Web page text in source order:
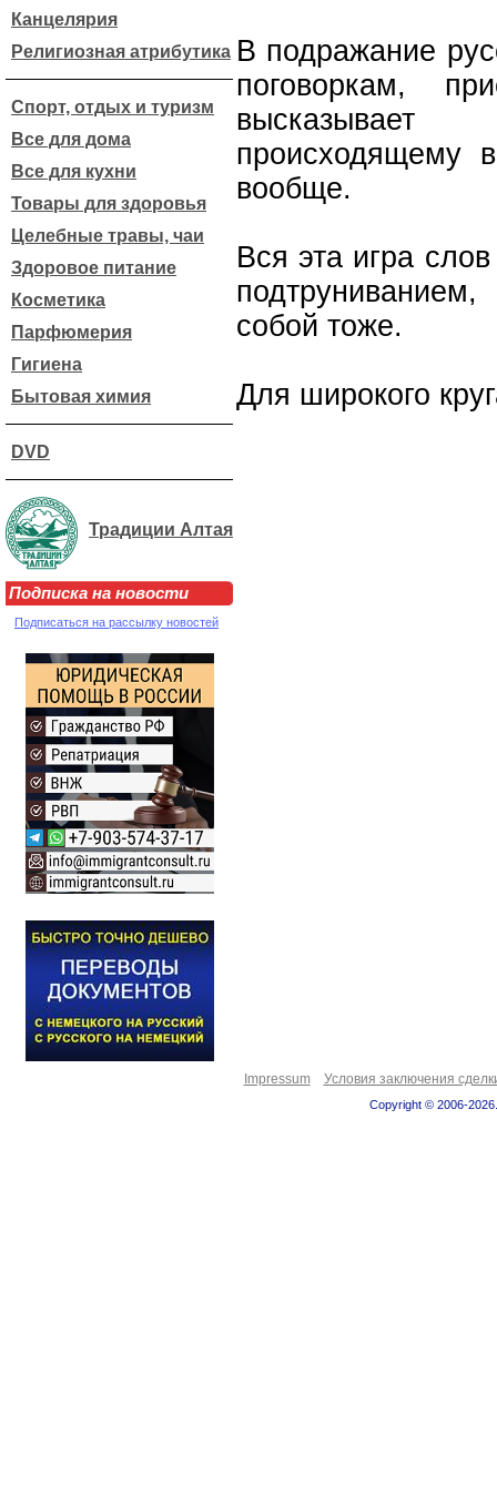
Канцелярия
Религиозная атрибутика
Спорт, отдых и туризм
Все для дома
Все для кухни
Товары для здоровья
Целебные травы, чаи
Здоровое питание
Косметика
Парфюмерия
Гигиена
Бытовая химия
DVD
Традиции Алтая
Подписка на новости
Подписаться на рассылку новостей
В подражание
поговоркам,
происходящему
вообще.
Вся эта игра
собой тоже.
Для широкого
Impressum Условия заключения
Copyright © 2006-